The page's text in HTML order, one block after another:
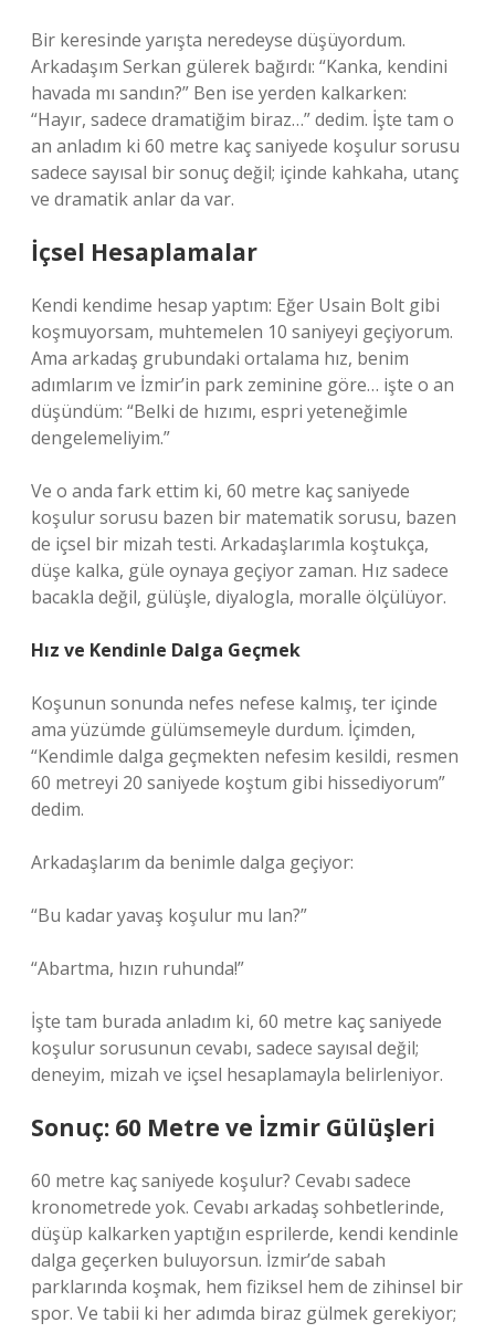
Bir keresinde yarışta neredeyse düşüyordum.
Arkadaşım Serkan gülerek bağırdı: “Kanka, kendini
havada mı sandın?” Ben ise yerden kalkarken:
“Hayır, sadece dramatiğim biraz…” dedim. İşte tam o
an anladım ki 60 metre kaç saniyede koşulur sorusu
sadece sayısal bir sonuç değil; içinde kahkaha, utanç
ve dramatik anlar da var.
İçsel Hesaplamalar
Kendi kendime hesap yaptım: Eğer Usain Bolt gibi
koşmuyorsam, muhtemelen 10 saniyeyi geçiyorum.
Ama arkadaş grubundaki ortalama hız, benim
adımlarım ve İzmir’in park zeminine göre… işte o an
düşündüm: “Belki de hızımı, espri yeteneğimle
dengelemeliyim.”
Ve o anda fark ettim ki, 60 metre kaç saniyede
koşulur sorusu bazen bir matematik sorusu, bazen
de içsel bir mizah testi. Arkadaşlarımla koştukça,
düşe kalka, güle oynaya geçiyor zaman. Hız sadece
bacakla değil, gülüşle, diyalogla, moralle ölçülüyor.
Hız ve Kendinle Dalga Geçmek
Koşunun sonunda nefes nefese kalmış, ter içinde
ama yüzümde gülümsemeyle durdum. İçimden,
“Kendimle dalga geçmekten nefesim kesildi, resmen
60 metreyi 20 saniyede koştum gibi hissediyorum”
dedim.
Arkadaşlarım da benimle dalga geçiyor:
“Bu kadar yavaş koşulur mu lan?”
“Abartma, hızın ruhunda!”
İşte tam burada anladım ki, 60 metre kaç saniyede
koşulur sorusunun cevabı, sadece sayısal değil;
deneyim, mizah ve içsel hesaplamayla belirleniyor.
Sonuç: 60 Metre ve İzmir Gülüşleri
60 metre kaç saniyede koşulur? Cevabı sadece
kronometrede yok. Cevabı arkadaş sohbetlerinde,
düşüp kalkarken yaptığın esprilerde, kendi kendinle
dalga geçerken buluyorsun. İzmir’de sabah
parklarında koşmak, hem fiziksel hem de zihinsel bir
spor. Ve tabii ki her adımda biraz gülmek gerekiyor;